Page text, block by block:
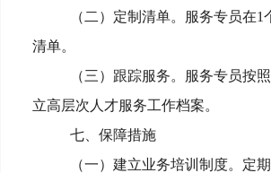
（二）定制清单。服务专员在
清单。
（三）跟踪服务。服务专员按
立高层次人才服务工作档案。
七、保障措施
（一）建立业务培训制度。定